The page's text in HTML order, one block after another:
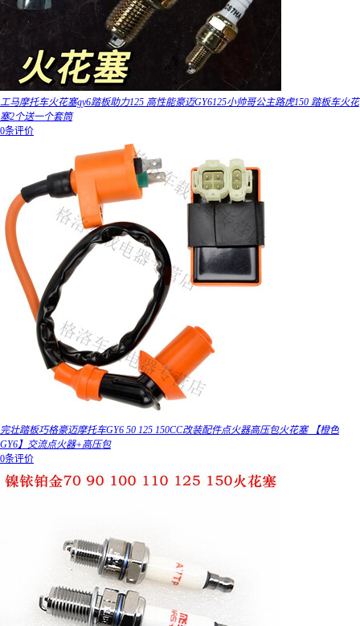
工马摩托车火花塞gy6踏板助力125 高性能豪迈GY6125小帅哥公主路虎150 踏板车火花
塞2个送一个套筒
0条评价
完壮踏板巧格豪迈摩托车GY6 50 125 150CC改装配件点火器高压包火花塞 【橙色
GY6】交流点火器+高压包
0条评价